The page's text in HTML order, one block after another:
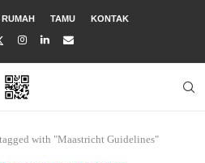
TAMU KONTAK
with "Maastricht Guidelines"